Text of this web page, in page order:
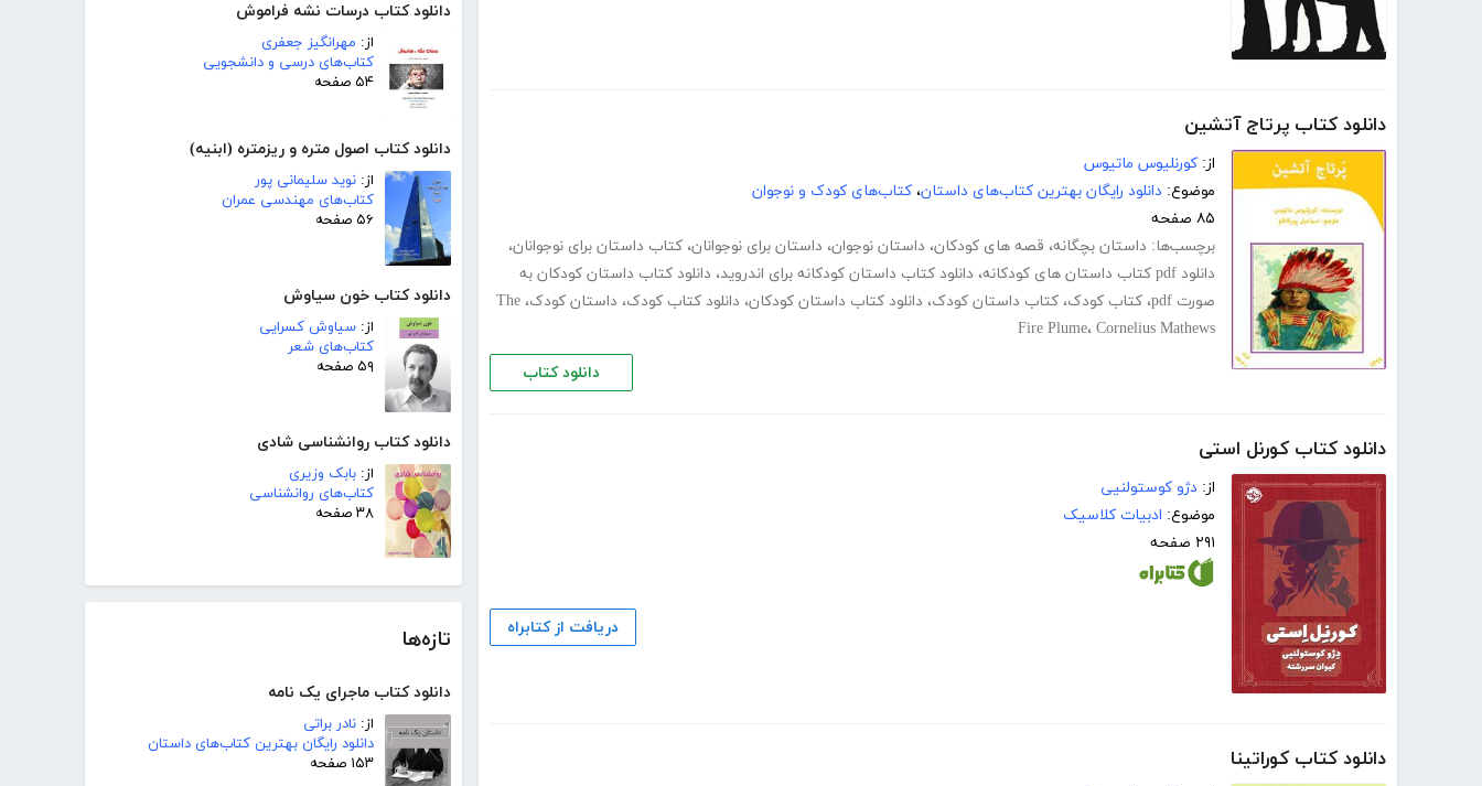
دانلود کتاب درسات نشه فراموش
از: مهرانگیز جعفری
کتاب‌های درسی و دانشجویی
۵۴ صفحه
دانلود کتاب اصول متره و ریزمتره (ابنیه)
از: نوید سلیمانی پور
کتاب‌های مهندسی عمران
۵۶ صفحه
دانلود کتاب خون سیاوش
از: سیاوش کسرایی
کتاب‌های شعر
۵۹ صفحه
دانلود کتاب روانشناسی شادی
از: بابک وزیری
کتاب‌های روانشناسی
۳۸ صفحه
تازه‌ها
دانلود کتاب ماجرای یک نامه
از: نادر براتی
دانلود رایگان بهترین کتاب‌های داستان
۱۵۳ صفحه
دانلود کتاب پرتاج آتشین
از: کورنلیوس ماتیوس
موضوع: دانلود رایگان بهترین کتاب‌های داستان، کتاب‌های کودک و نوجوان
۸۵ صفحه
برچسب‌ها: داستان بچگانه، قصه های کودکان، داستان نوجوان، داستان برای نوجوانان، کتاب داستان برای نوجوانان،
دانلود pdf کتاب داستان های کودکانه
، دانلود کتاب داستان کودکانه برای اندروید، دانلود کتاب داستان کودکان به
صورت pdf
، کتاب کودک، کتاب داستان کودک، دانلود کتاب داستان کودکان، دانلود کتاب کودک، داستان کودک، The
Fire Plume، Cornelius Mathews
دانلود کتاب
دانلود کتاب کورنل استی
از: دژو کوستولنیی
موضوع: ادبیات کلاسیک
۲۹۱ صفحه
دریافت از کتابراه
دانلود کتاب کوراتینا